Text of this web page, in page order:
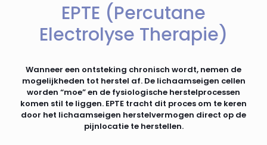
EPTE (Percutane
Electrolyse Therapie)
Wanneer een ontsteking chronisch wordt, nemen de
mogelijkheden tot herstel af. De lichaamseigen cellen
worden “moe” en de fysiologische herstelprocessen
komen stil te liggen. EPTE tracht dit proces om te keren
door het lichaamseigen herstelvermogen direct op de
pijnlocatie te herstellen.